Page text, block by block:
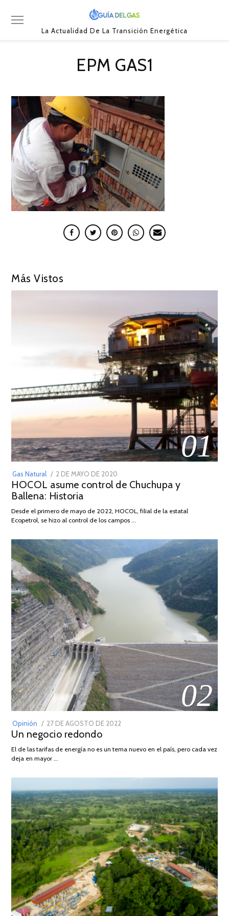
La Actualidad De La Transición Energética
EPM GAS1
Más Vistos
01
Gas Natural
POSTED
ON
2 DE MAYO DE 2020
DE
2026
HOCOL asume control de Chuchupa y
Ballena: Historia
Desde el primero de mayo de 2022, HOCOL, filial de la estatal
Ecopetrol, se hizo al control de los campos …
02
Opinión
POSTED
ON
27 DE AGOSTO DE 2022
DE
Un negocio redondo
El de las tarifas de energía no es un tema nuevo en el país, pero cada vez
deja en mayor …